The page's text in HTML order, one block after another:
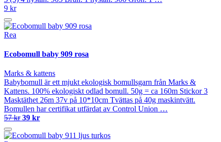
9 kr
Rea
Ecobomull baby 909 rosa
Marks & kattens
Babybomull är ett mjukt ekologisk bomullsgarn från Marks &
Kattens. 100% ekologiskt odlad bomull. 50g = ca 160m Stickor 3
Masktäthet 26m 37v på 10*10cm Tvättas på 40g maskintvätt.
Bomullen har certifikat utfärdat av Control Union …
57 kr 39 kr